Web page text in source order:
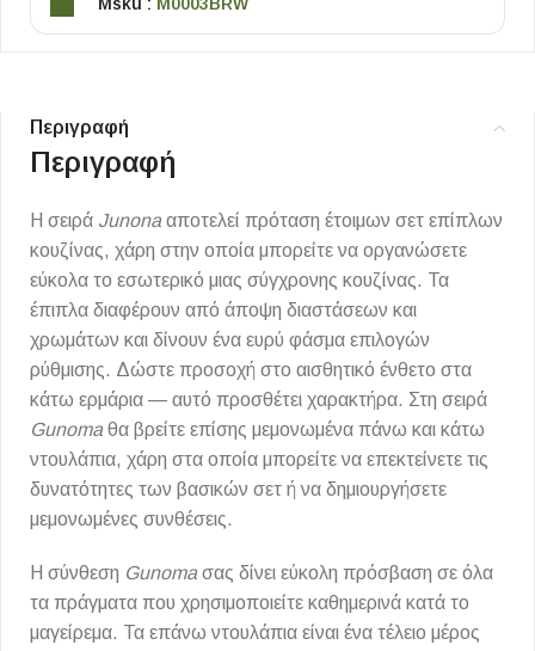
Περιγραφή
Περιγραφή
Η σειρά Junona αποτελεί πρόταση έτοιμων σετ επίπλων
κουζίνας, χάρη στην οποία μπορείτε να οργανώσετε
εύκολα το εσωτερικό μιας σύγχρονης κουζίνας. Τα
έπιπλα διαφέρουν από άποψη διαστάσεων και
χρωμάτων και δίνουν ένα ευρύ φάσμα επιλογών
ρύθμισης. Δώστε προσοχή στο αισθητικό ένθετο στα
κάτω ερμάρια — αυτό προσθέτει χαρακτήρα. Στη σειρά
Gunoma θα βρείτε επίσης μεμονωμένα πάνω και κάτω
ντουλάπια, χάρη στα οποία μπορείτε να επεκτείνετε τις
δυνατότητες των βασικών σετ ή να δημιουργήσετε
μεμονωμένες συνθέσεις.
Η σύνθεση Gunoma σας δίνει εύκολη πρόσβαση σε όλα
τα πράγματα που χρησιμοποιείτε καθημερινά κατά το
μαγείρεμα. Τα επάνω ντουλάπια είναι ένα τέλειο μέρος